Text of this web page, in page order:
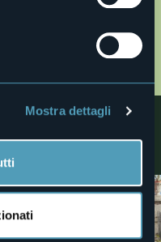
Mostra dettagli
nelle vicine località